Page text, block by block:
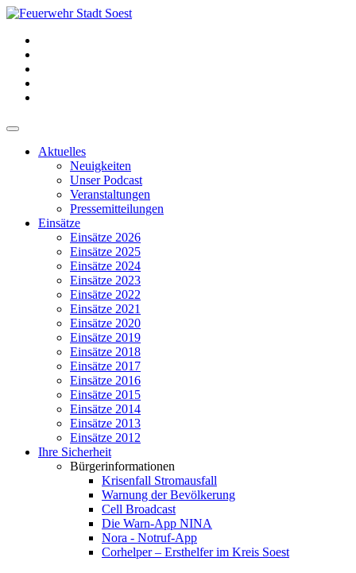
Aktuelles
Neuigkeiten
Unser Podcast
Veranstaltungen
Pressemitteilungen
Einsätze
Einsätze 2026
Einsätze 2025
Einsätze 2024
Einsätze 2023
Einsätze 2022
Einsätze 2021
Einsätze 2020
Einsätze 2019
Einsätze 2018
Einsätze 2017
Einsätze 2016
Einsätze 2015
Einsätze 2014
Einsätze 2013
Einsätze 2012
Ihre Sicherheit
Bürgerinformationen
Krisenfall Stromausfall
Warnung der Bevölkerung
Cell Broadcast
Die Warn-App NINA
Nora - Notruf-App
Corhelper – Ersthelfer im Kreis Soest